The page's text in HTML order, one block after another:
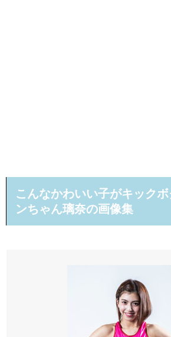
こんなかわいい子がキック
ンちゃん璃奈の画像集